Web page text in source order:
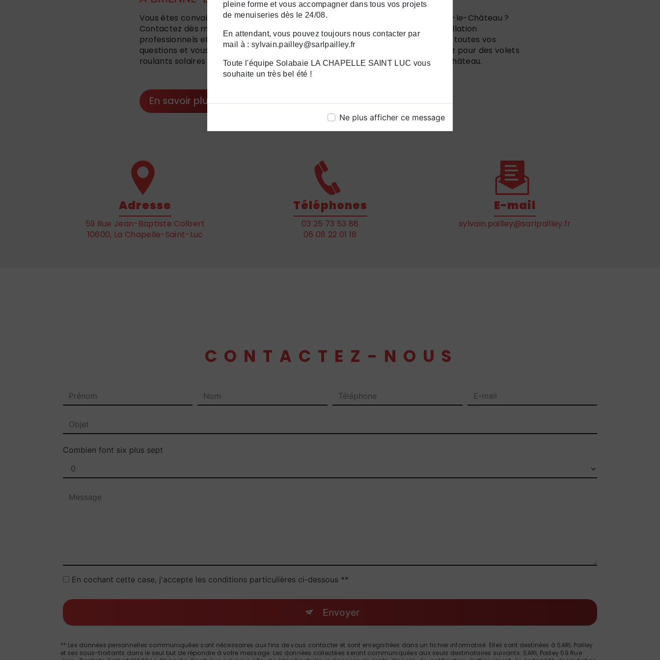
pleine forme et vous accompagner dans tous vos projets
de menuiseries dès le 24/08.
En attendant, vous pouvez toujours nous contacter par
mail à : sylvain.pailley@sarlpailley.fr
Toute l'équipe Solabaie LA CHAPELLE SAINT LUC vous
souhaite un très bel été !
Ne plus afficher ce message
Vous êtes convaincus par les avantages des volets roulants solaires à Brienne-le-Château ?
Contactez dès maintenant SARL Pailley pour bénéficier de nos services d'installation
professionnels et de qualité. Nos équipes sont à votre écoute pour répondre à toutes vos
questions et vous accompagner dans votre projet d'équipement solaire. Optez pour des volets
roulants solaires performants et esthétiques avec SARL Pailley à Brienne-le-Château.
En savoir plus Contactez-nous
Adresse
59 Rue Jean-Baptiste Colbert
10600, La Chapelle-Saint-Luc
Téléphones
03 25 73 53 88
06 08 22 01 18
E-mail
sylvain.pailley@sarlpailley.fr
CONTACTEZ-NOUS
Combien font six plus sept
En cochant cette case, j'accepte les conditions particulières ci-dessous **
Envoyer
** Les données personnelles communiquées sont nécessaires aux fins de vous contacter et sont enregistrées dans un fichier informatisé. Elles sont destinées à SARL Pailley
et ses sous-traitants dans le seul but de répondre à votre message. Les données collectées seront communiquées aux seuls destinataires suivants: SARL Pailley 59 Rue